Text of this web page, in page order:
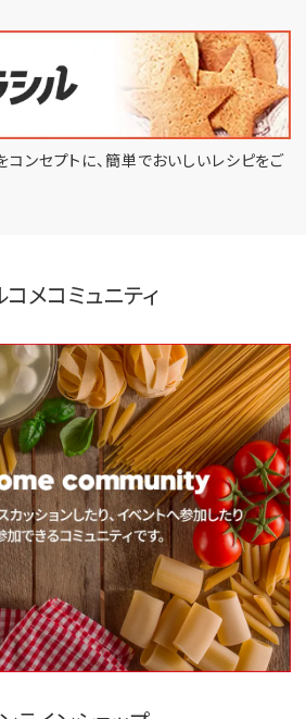
ンセプトに、 簡単でおいしいレシピをご
コメコミュニティ